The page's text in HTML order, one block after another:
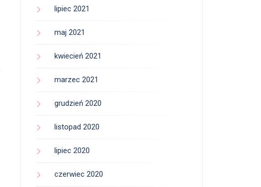
lipiec 2021
maj 2021
kwiecień 2021
marzec 2021
grudzień 2020
listopad 2020
lipiec 2020
czerwiec 2020